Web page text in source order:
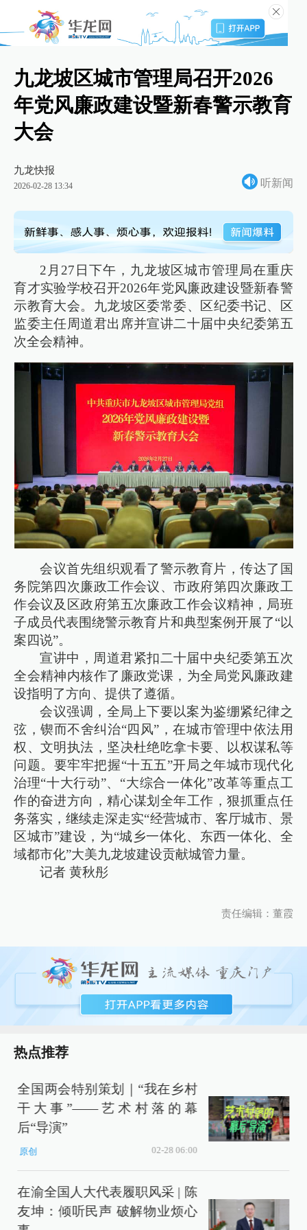
九龙坡区城市管理局召开2026
年党风廉政建设暨新春警示教育
大会
九龙快报
2026-02-28 13:34 听新闻
2月27日下午，九龙坡区城市管理局在重庆
育才实验学校召开2026年党风廉政建设暨新春警
示教育大会。九龙坡区委常委、区纪委书记、区
监委主任周道君出席并宣讲二十届中央纪委第五
次全会精神。
会议首先组织观看了警示教育片，传达了国
务院第四次廉政工作会议、市政府第四次廉政工
作会议及区政府第五次廉政工作会议精神，局班
子成员代表围绕警示教育片和典型案例开展了“以
案四说”。
宣讲中，周道君紧扣二十届中央纪委第五次
全会精神内核作了廉政党课，为全局党风廉政建
设指明了方向、提供了遵循。
会议强调，全局上下要以案为鉴绷紧纪律之
弦，锲而不舍纠治“四风”，在城市管理中依法用
权、文明执法，坚决杜绝吃拿卡要、以权谋私等
问题。要牢牢把握“十五五”开局之年城市现代化
治理“十大行动”、“大综合一体化”改革等重点工
作的奋进方向，精心谋划全年工作，狠抓重点任
务落实，继续走深走实“经营城市、客厅城市、景
区城市”建设，为“城乡一体化、东西一体化、全
域都市化”大美九龙坡建设贡献城管力量。
记者 黄秋彤
责任编辑：董霞
热点推荐
全国两会特别策划｜“我在乡村
干大事”——艺术村落的幕
后“导演”
原创 02-28 06:00
在渝全国人大代表履职风采 | 陈
友坤：倾听民声 破解物业烦心